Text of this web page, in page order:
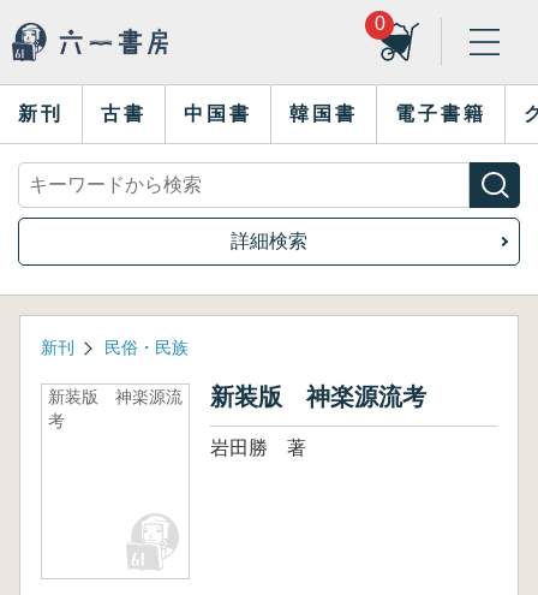
0
新刊 古書 中国書 韓国書 電子書籍
詳細検索
新刊 民俗・民族
新装版 神楽源流
考
新装版 神楽源流考
岩田勝 著